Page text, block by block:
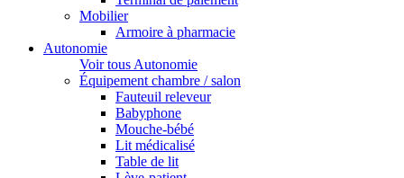
Mobilier
Armoire à pharmacie
Autonomie
Voir tous Autonomie
Équipement chambre / salon
Fauteuil releveur
Babyphone
Mouche-bébé
Lit médicalisé
Table de lit